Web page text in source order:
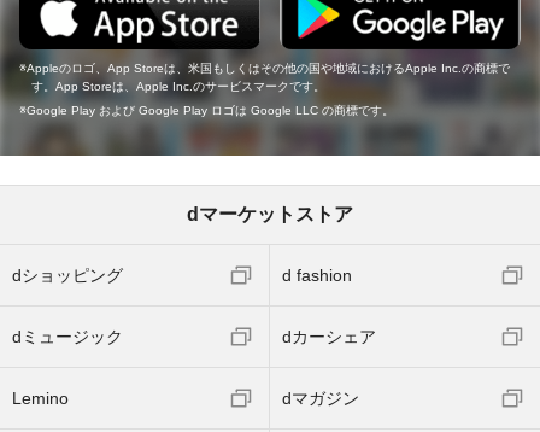
Appleのロゴ、App Storeは、米国もしくはその他の国や地域におけるApple Inc.の商標で
す。App Storeは、Apple Inc.のサービスマークです。
Google Play および Google Play ロゴは Google LLC の商標です。
dマーケットストア
dショッピング d fashion
dミュージック dカーシェア
Lemino dマガジン